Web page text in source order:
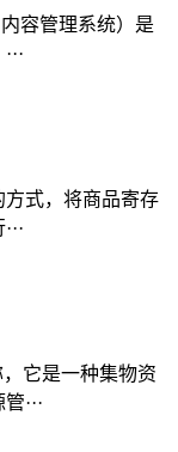
内容管理系统）是
式，将商品寄存
它是一种集物资
···